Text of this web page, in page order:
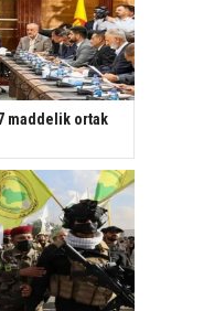
maddelik ortak